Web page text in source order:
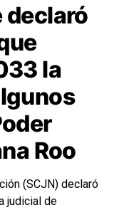
declaró
la
Roo
(SCJN) declaró
judicial de